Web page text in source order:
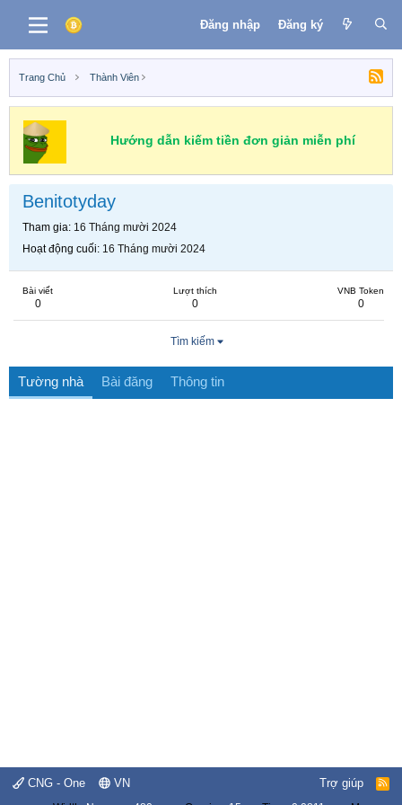
Đăng nhập Đăng ký
Trang Chủ Thành Viên
Hướng dẫn kiếm tiền đơn giản miễn phí
Benitotyday
Tham gia 16 Tháng mười 2024
Hoạt động cuối 16 Tháng mười 2024
Bài viết
0
Lượt thích
0
VNB Token
0
Tìm kiếm
Tường nhà Bài đăng Thông tin
CNG - One VN Trợ giúp
R